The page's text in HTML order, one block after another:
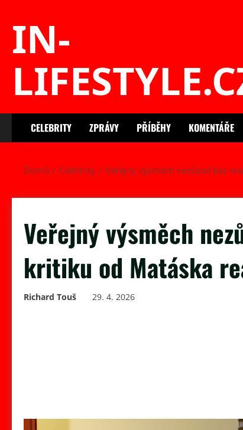
IN-
CELEBRITY ZPRÁVY PŘÍBĚHY KOMENTÁŘE
Domů Celebrity Veřejný výsměch nezůstal bez
Veřejný výsměch
kritiku od Matáska
Richard Touš 29. 4. 2026